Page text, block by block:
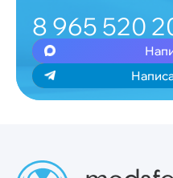
8 965 520